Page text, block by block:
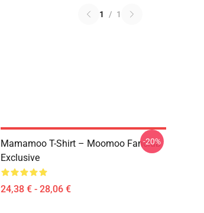
1 / 1
Mamamoo T-Shirt – Moomoo Fanclub
Exclusive
24,38 € - 28,06 €
-20%